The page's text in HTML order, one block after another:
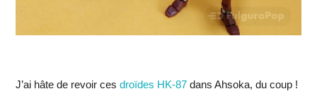
J’ai hâte de revoir ces droïdes HK-87dans Ahsoka, du coup !